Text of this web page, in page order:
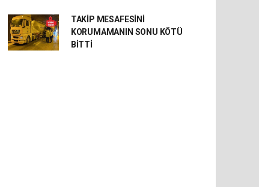
TAKİP MESAFESİNİ
KORUMAMANIN SONU KÖTÜ
BİTTİ